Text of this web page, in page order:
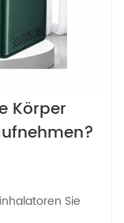
Körper
Sie